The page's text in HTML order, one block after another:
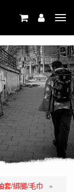
套/綁腿/毛巾 »